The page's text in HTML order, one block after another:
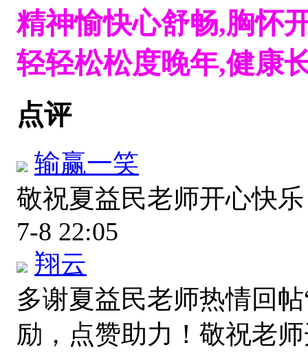
精神愉快心舒畅,胸怀
轻轻松松度晚年,健康
点评
输赢一笑
敬祝夏益民老师开心快
7-8 22:05
翔云
多谢夏益民老师热情回
励，点赞助力！敬祝老